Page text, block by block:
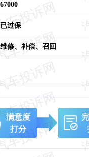
67000
已过保
维修、 补偿、 召回
满意度
打分